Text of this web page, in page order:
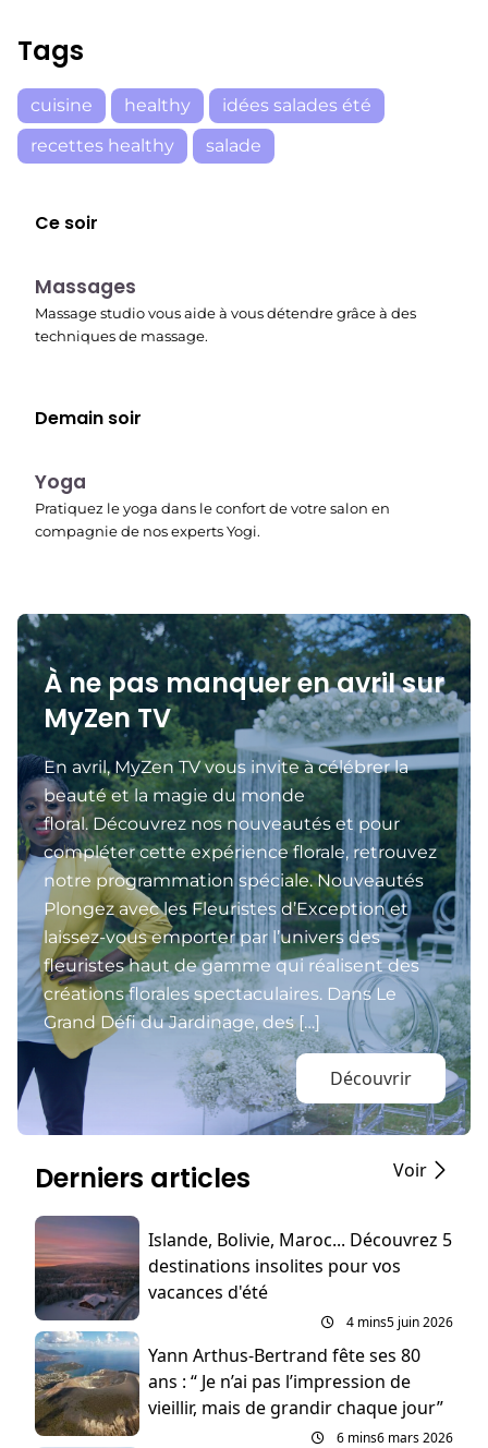
Tags
cuisine healthy
idées salades été
recettes healthy
salade
Ce soir
23:30
Massages
Massage studio vous aide à vous détendre grâce à des
techniques de massage.
Demain soir
00:15
Yoga
Pratiquez le yoga dans le confort de votre salon en
compagnie de nos experts Yogi.
À ne pas manquer en avril sur
MyZen TV
En avril, MyZen TV vous invite à célébrer la
beauté et la magie du monde
floral. Découvrez nos nouveautés et pour
compléter cette expérience florale, retrouvez
notre programmation spéciale. Nouveautés
Plongez avec les Fleuristes d’Exception et
laissez-vous emporter par l’univers des
fleuristes haut de gamme qui réalisent des
créations florales spectaculaires. Dans Le
Grand Défi du Jardinage, des […]
Découvrir
Derniers articles Voir
Islande, Bolivie, Maroc... Découvrez 5
destinations insolites pour vos
vacances d'été
4 mins5 juin 2026
Yann Arthus-Bertrand fête ses 80
ans : “ Je n’ai pas l’impression de
vieillir, mais de grandir chaque jour”
6 mins6 mars 2026